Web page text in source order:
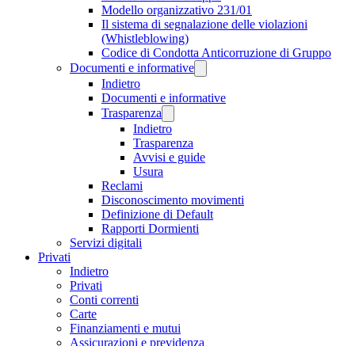
Modello organizzativo 231/01
Il sistema di segnalazione delle violazioni
(Whistleblowing)
Codice di Condotta Anticorruzione di Gruppo
Documenti e informative
Indietro
Documenti e informative
Trasparenza
Indietro
Trasparenza
Avvisi e guide
Usura
Reclami
Disconoscimento movimenti
Definizione di Default
Rapporti Dormienti
Servizi digitali
Privati
Indietro
Privati
Conti correnti
Carte
Finanziamenti e mutui
Assicurazioni e previdenza